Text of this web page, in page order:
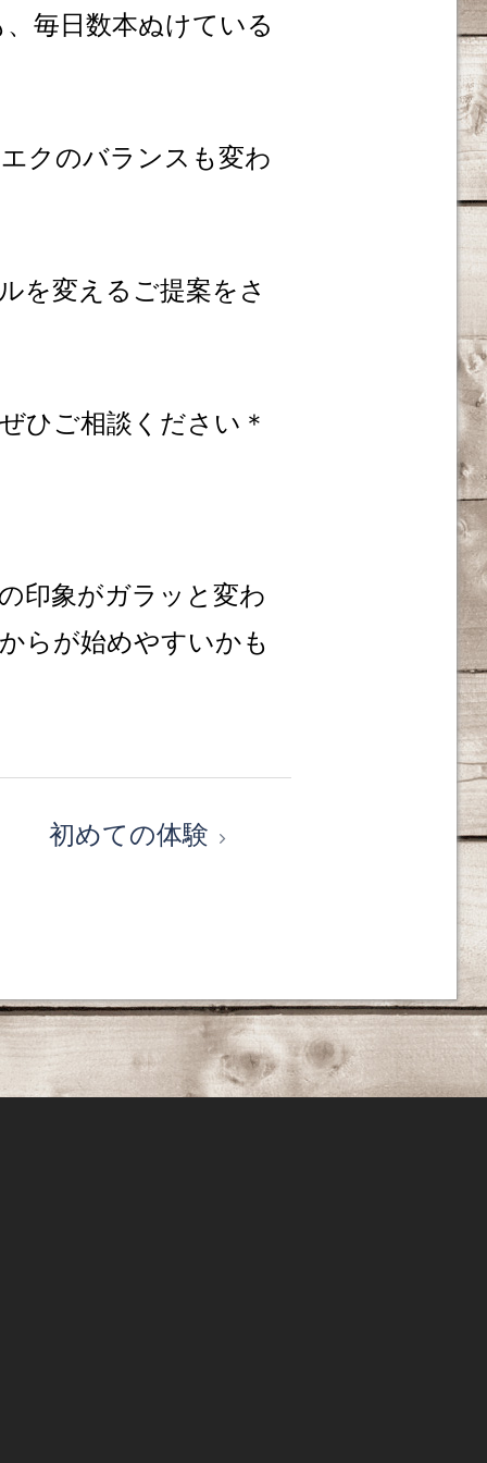
毎日数本ぬけている
クのバランスも変わ
を変えるご提案をさ
ひご相談ください＊
印象がガラッと変わ
らが始めやすいかも
初めての体験